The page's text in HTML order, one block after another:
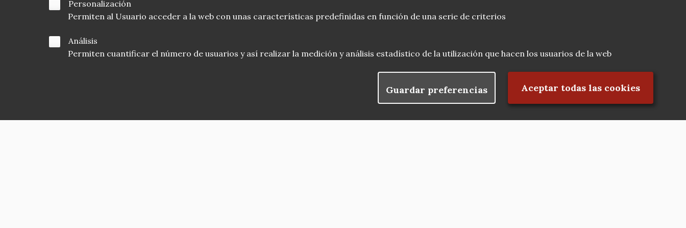
Personalización
Permiten al Usuario acceder a la web con unas características predefinidas en función de una serie de criterios
Análisis
Permiten cuantificar el número de usuarios y así realizar la medición y análisis estadístico de la utilización que hacen los usuarios de la web
Guardar preferencias Aceptar todas las cookies
Rechazar el consentimiento